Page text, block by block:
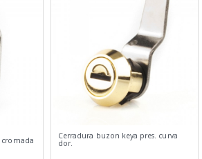
cromada Cerradura buzon keya pres. curva
dor.